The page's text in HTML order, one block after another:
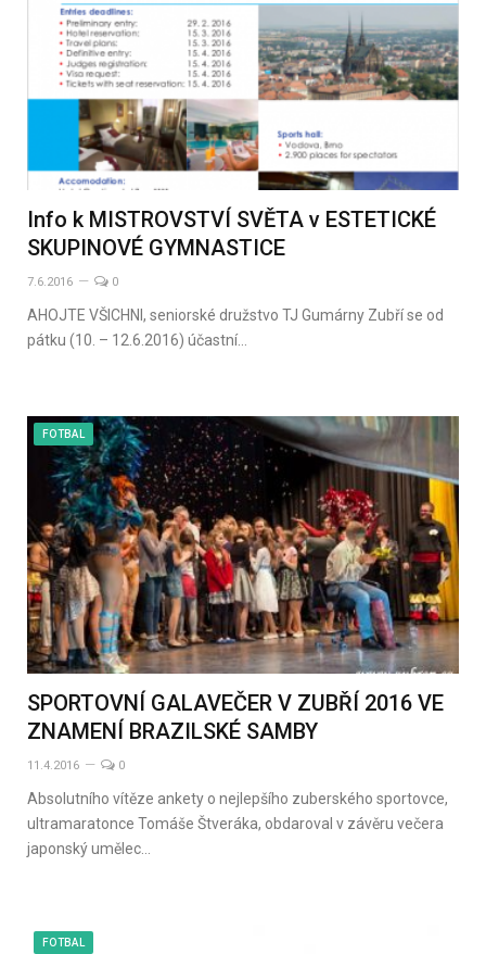
Info k MISTROVSTVÍ SVĚTA v ESTETICKÉ
SKUPINOVÉ GYMNASTICE
7.6.2016 0
AHOJTE VŠICHNI, seniorské družstvo TJ Gumárny Zubří se od
pátku (10. – 12.6.2016) účastní…
FOTBAL
SPORTOVNÍ GALAVEČER V ZUBŘÍ 2016 VE
ZNAMENÍ BRAZILSKÉ SAMBY
11.4.2016 0
Absolutního vítěze ankety o nejlepšího zuberského sportovce,
ultramaratonce Tomáše Štveráka, obdaroval v závěru večera
japonský umělec…
FOTBAL